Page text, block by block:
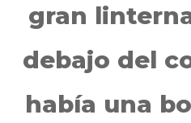
gran
debajo del
había una